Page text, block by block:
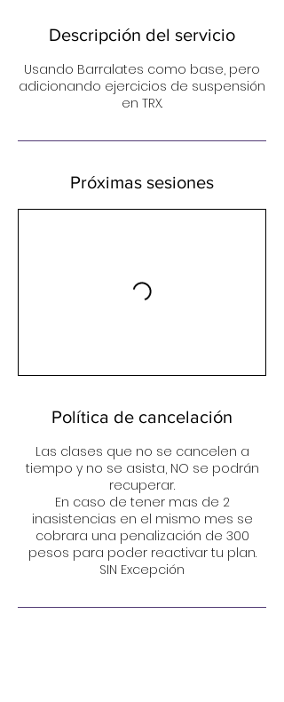
Descripción del servicio
Usando Barralates como base, pero
adicionando ejercicios de suspensión
en TRX.
Próximas sesiones
Política de cancelación
Las clases que no se cancelen a
tiempo y no se asista, NO se podrán
recuperar.
En caso de tener mas de 2
inasistencias en el mismo mes se
cobrara una penalización de 300
pesos para poder reactivar tu plan.
SIN Excepción